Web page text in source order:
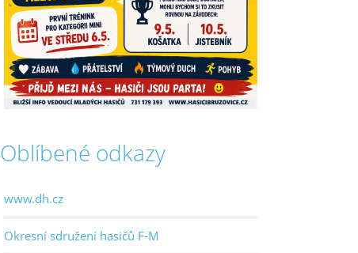
Oblíbené odkazy
www.dh.cz
Okresní sdružení hasičů F-M